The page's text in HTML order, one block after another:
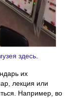
здесь.
их
лекция или
Например, во